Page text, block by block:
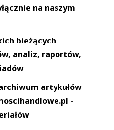
na naszym
bieżących
analiz, raportów,
artykułów
-